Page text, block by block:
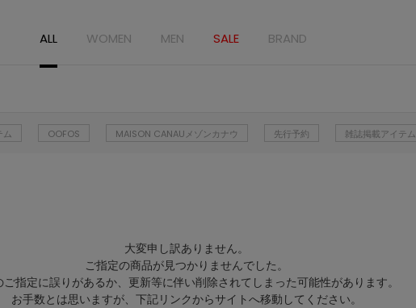
ALL WOMEN MEN SALE BRAND
ム OOFOS MAISON CANAUメゾンカナウ 先行予約 雑誌掲載アイテム
大変申し訳ありません。
ご指定の商品が見つかりませんでした。
ご指定に誤りがあるか、更新等に伴い削除されてしまった可能性があります。
お手数とは思いますが、下記リンクからサイトへ移動してください。